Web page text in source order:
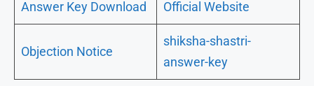
Answer Key Download Official Website
Objection Notice
shiksha-shastri-
answer-key